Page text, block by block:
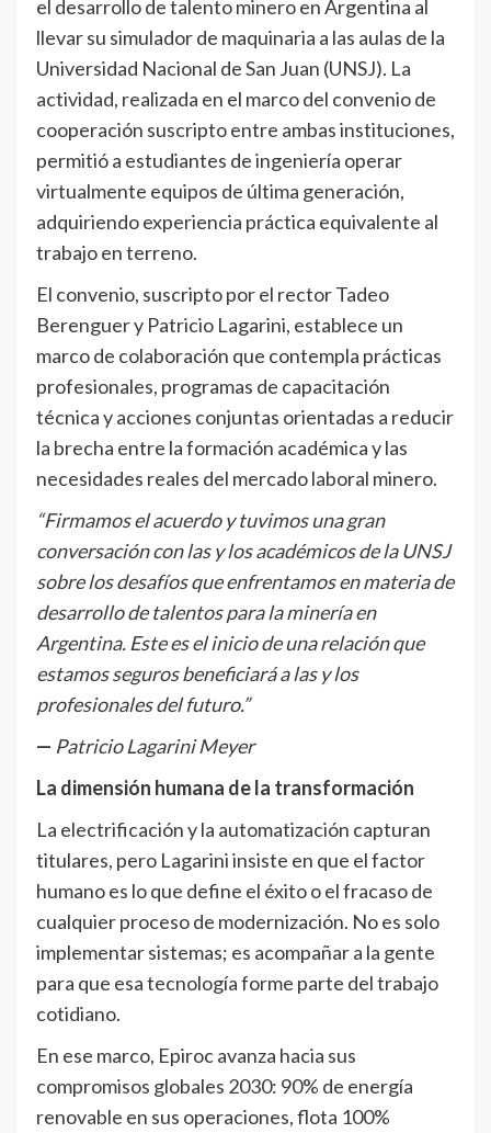
el desarrollo de talento minero en Argentina al
llevar su simulador de maquinaria a las aulas de la
Universidad Nacional de San Juan (UNSJ). La
actividad, realizada en el marco del convenio de
cooperación suscripto entre ambas instituciones,
permitió a estudiantes de ingeniería operar
virtualmente equipos de última generación,
adquiriendo experiencia práctica equivalente al
trabajo en terreno.
El convenio, suscripto por el rector Tadeo
Berenguer y Patricio Lagarini, establece un
marco de colaboración que contempla prácticas
profesionales, programas de capacitación
técnica y acciones conjuntas orientadas a reducir
la brecha entre la formación académica y las
necesidades reales del mercado laboral minero.
“Firmamos el acuerdo y tuvimos una gran
conversación con las y los académicos de la UNSJ
sobre los desafíos que enfrentamos en materia de
desarrollo de talentos para la minería en
Argentina. Este es el inicio de una relación que
estamos seguros beneficiará a las y los
profesionales del futuro.”
— Patricio Lagarini Meyer
La dimensión humana de la transformación
La electrificación y la automatización capturan
titulares, pero Lagarini insiste en que el factor
humano es lo que define el éxito o el fracaso de
cualquier proceso de modernización. No es solo
implementar sistemas; es acompañar a la gente
para que esa tecnología forme parte del trabajo
cotidiano.
En ese marco, Epiroc avanza hacia sus
compromisos globales 2030: 90% de energía
renovable en sus operaciones, flota 100%